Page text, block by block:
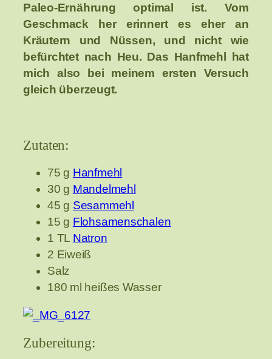
Paleo-Ernährung optimal ist. Vom
Geschmack her erinnert es eher an
Kräutern und Nüssen, und nicht wie
befürchtet nach Heu. Das Hanfmehl hat
mich also bei meinem ersten Versuch
gleich überzeugt.
Zutaten:
75 g Hanfmehl
30 g Mandelmehl
45 g Sesammehl
15 g Flohsamenschalen
1 TL Natron
2 Eiweiß
Salz
180 ml heißes Wasser
Zubereitung: